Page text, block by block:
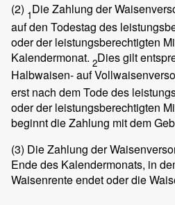
(2) 1Die Zahlung der
auf den Todestag des
oder der leistungsberechtigten
Kalendermonat. 2Dies gilt
Halbwaisen- auf
erst nach dem Tode des
oder der leistungsberechtigten
beginnt die Zahlung mit dem
(3) Die Zahlung der
Ende des Kalendermonats, in
Waisenrente endet oder die